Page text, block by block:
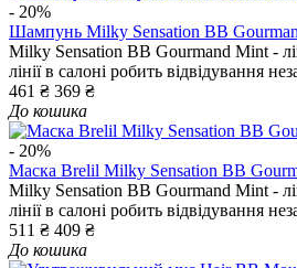
- 20%
Шампунь Milky Sensation BB
Milky Sensation BB Gourmand Mint -
лінії в салоні робить відвідування
461 ₴ 369 ₴
До кошика
- 20%
Маска Brelil Milky Sensation BB
Milky Sensation BB Gourmand Mint -
лінії в салоні робить відвідування
511 ₴ 409 ₴
До кошика